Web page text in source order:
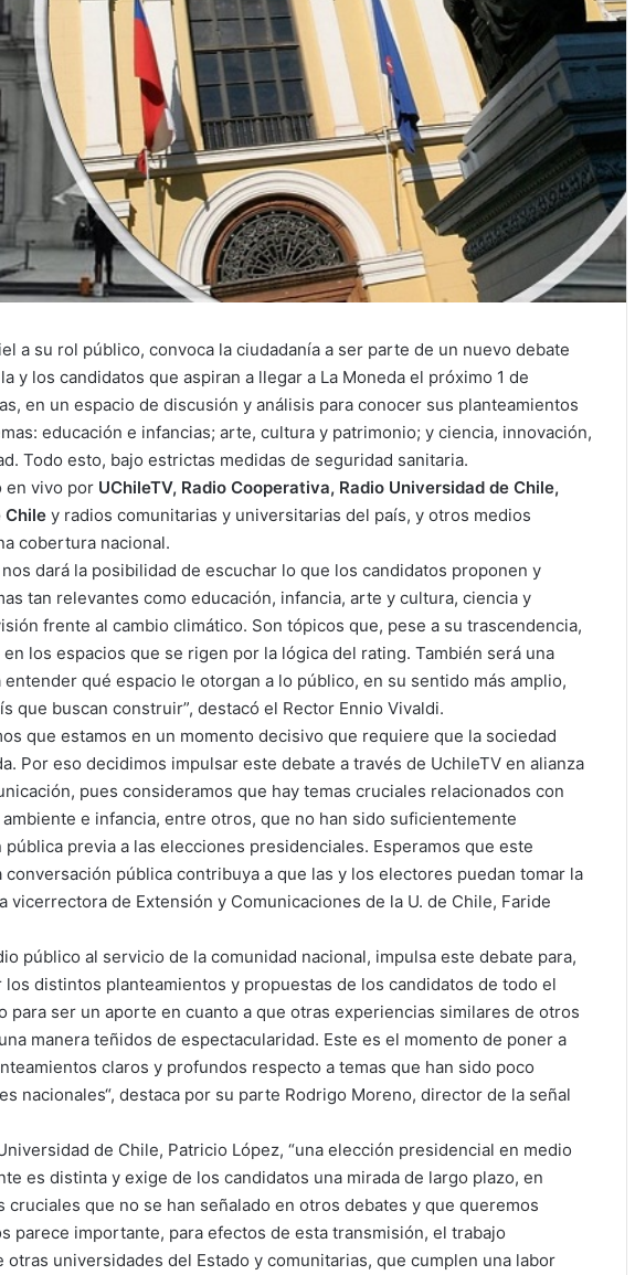
a su rol público, convoca la ciudadanía a ser parte de un nuevo debate
y los candidatos que aspiran a llegar a La Moneda el próximo 1 de
en un espacio de discusión y análisis para conocer sus planteamientos
educación e infancias; arte, cultura y patrimonio; y ciencia, innovación,
Todo esto, bajo estrictas medidas de seguridad sanitaria.
en vivo por UChileTV, Radio Cooperativa, Radio Universidad de Chile,
Chile y radios comunitarias y universitarias del país, y otros medios
cobertura nacional.
dará la posibilidad de escuchar lo que los candidatos proponen y
tan relevantes como educación, infancia, arte y cultura, ciencia y
frente al cambio climático. Son tópicos que, pese a su trascendencia,
los espacios que se rigen por la lógica del rating. También será una
qué espacio le otorgan a lo público, en su sentido más amplio,
que buscan construir”, destacó el Rector Ennio Vivaldi.
que estamos en un momento decisivo que requiere que la sociedad
Por eso decidimos impulsar este debate a través de UchileTV en alianza
pues consideramos que hay temas cruciales relacionados con
e infancia, entre otros, que no han sido suficientemente
previa a las elecciones presidenciales. Esperamos que este
pública contribuya a que las y los electores puedan tomar la
vicerrectora de Extensión y Comunicaciones de la U. de Chile, Faride
público al servicio de la comunidad nacional, impulsa este debate para,
los distintos planteamientos y propuestas de los candidatos de todo el
para ser un aporte en cuanto a que otras experiencias similares de otros
manera teñidos de espectacularidad. Este es el momento de poner a
claros y profundos respecto a temas que han sido poco
nacionales“, destaca por su parte Rodrigo Moreno, director de la señal
de Chile, Patricio López, “una elección presidencial en medio
es distinta y exige de los candidatos una mirada de largo plazo, en
cruciales que no se han señalado en otros debates y que queremos
parece importante, para efectos de esta transmisión, el trabajo
universidades del Estado y comunitarias, que cumplen una labor